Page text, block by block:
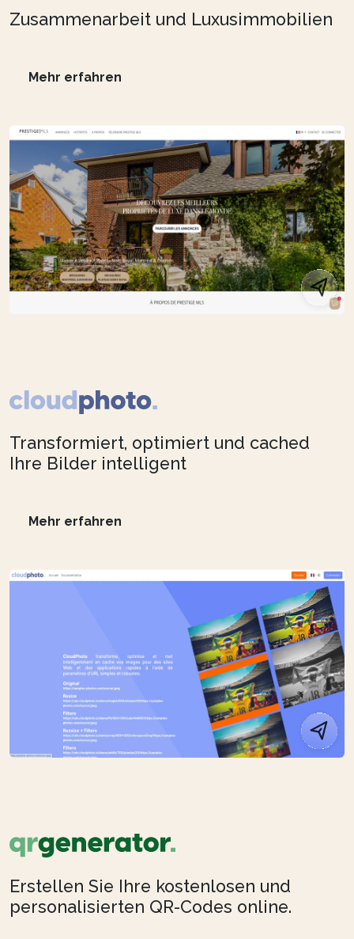
Zusammenarbeit und Luxusimmobilien
Mehr erfahren
Transformiert, optimiert und cached
Ihre Bilder intelligent
Mehr erfahren
Erstellen Sie Ihre kostenlosen und
personalisierten QR-Codes online.